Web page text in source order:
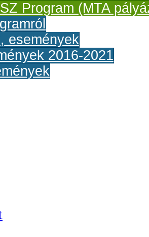
Program (MTA
események
2016-2021